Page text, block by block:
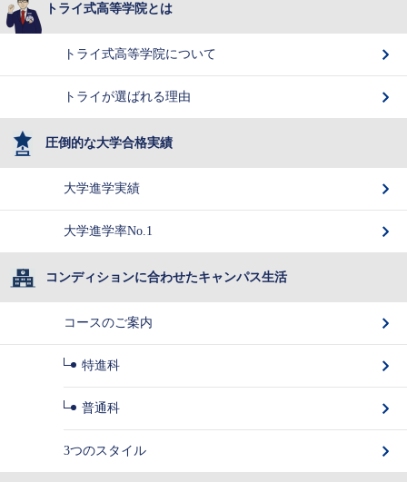
トライ式高等学院とは
トライ式高等学院について
トライが選ばれる理由
圧倒的な大学合格実績
大学進学実績
大学進学率No.1
コンディションに合わせたキャンパス生活
コースのご案内
特進科
普通科
3つのスタイル